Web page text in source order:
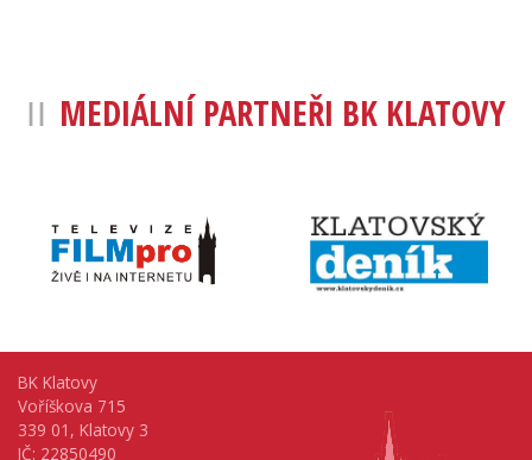
MEDIÁLNÍ PARTNEŘI BK KLATOVY
BK Klatovy
Voříškova 715
339 01, Klatovy 3
IČ: 22850490